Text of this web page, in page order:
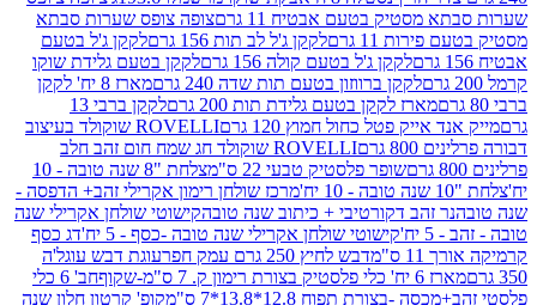
מסטיק בטעם אבטיח 11 גרם
צופה צופס שערות סבתא
11 גרם
לקקן ג'ל לב תות 156 גרם
לקקן ג'ל בטעם
לקקן ג'ל בטעם קולה 156 גרם
לקקן בטעם גלידת שוקו
לקקן ברווזון בטעם תות שדה 240 גרם
מארז 8 יח' לקקן
מארז לקקן בטעם גלידת תות 200 גרם
לקקן ברבי 13
אייק פטל כחול חמוץ 120 גרם
ROVELLI שוקולד בעיצוב
גרם
ROVELLI שוקולד חג שמח חום זהב חלב
שופר פלסטיק טבעי 22 ס"מ
צלחת "8 שנה טובה - 10
מרכז שולחן רימון אקרילי זהב+ הדפסה -
זהב דקורטיבי + כיתוב שנה טובהקישוטי שולחן אקרילי שנה
קישוטי שולחן אקרילי שנה טובה -כסף - 5 יח'
דג כסף
ס"מ
דבש לחיץ 250 גרם עמק חפר
עוגת דבש עוגל'ה
בצורת רימון ק. 7 ס"מ-שקוף
חב' 6 כלי
-בצורת תפוח 12.8*13.8*7 ס"מ
קופ' קרטון חלון שנה